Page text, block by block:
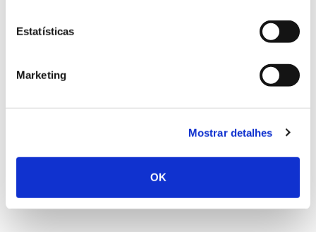
Estatísticas
Marketing
Mostrar detalhes
OK
cidadãos chamados a ajudar
Natureza e florestas procuram jovens voluntários